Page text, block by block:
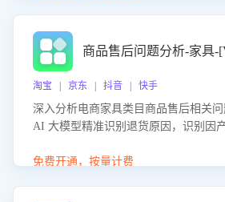
商品售后问题分析-家具-
淘宝 | 京东 | 抖音 | 快手
深入分析电商家具类目商品售后相关
AI 大模型精准识别退货原因，识别因
力商家优化产品或服务，实现销售额的
免费开通，按量计费